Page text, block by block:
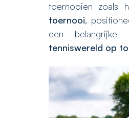
toernooien zoals
toernooi,
een belangrijke
tenniswereld op